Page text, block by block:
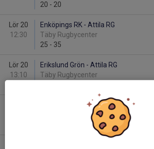
20 - 20
Lör 20
12:30
Enköpings RK - Attila RG
Täby Rugbycenter
25 - 35
Lör 20
13:10
Erikslund Grön - Attila RG
Täby Rugbycenter
Uppsala RFC - Attila RG
Fyrisfjädern, Uppsala